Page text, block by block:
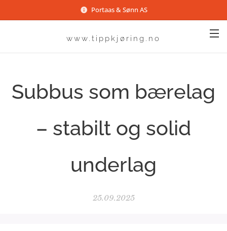
Portaas & Sønn AS
www.tippkjøring.no
Subbus som bærelag
– stabilt og solid
underlag
25.09.2025